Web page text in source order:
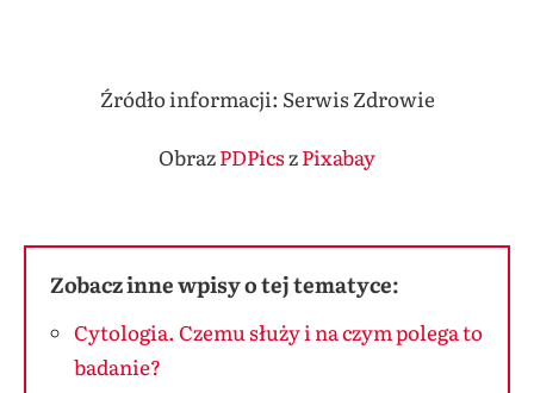
Źródło informacji: Serwis Zdrowie
ObrazPDPicszPixabay
Zobacz inne wpisy o tej tematyce:
Cytologia. Czemu służy i na czym polega to
badanie?